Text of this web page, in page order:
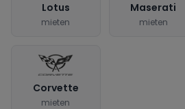
Lotus
mieten
Maserati
mieten
Corvette
mieten